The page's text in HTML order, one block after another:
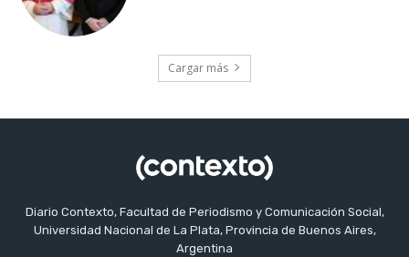
Cargar más
Diario Contexto, Facultad de Periodismo y Comunicación Social,
Universidad Nacional de La Plata, Provincia de Buenos Aires,
Argentina